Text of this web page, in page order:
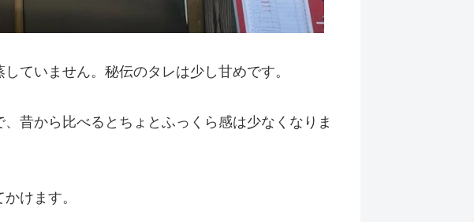
ていません。秘伝のタレは少し甘めです。
昔から比べるとちょとふっくら感は少なくなりま
けます。